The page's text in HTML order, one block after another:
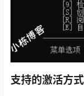
支持的激活方式